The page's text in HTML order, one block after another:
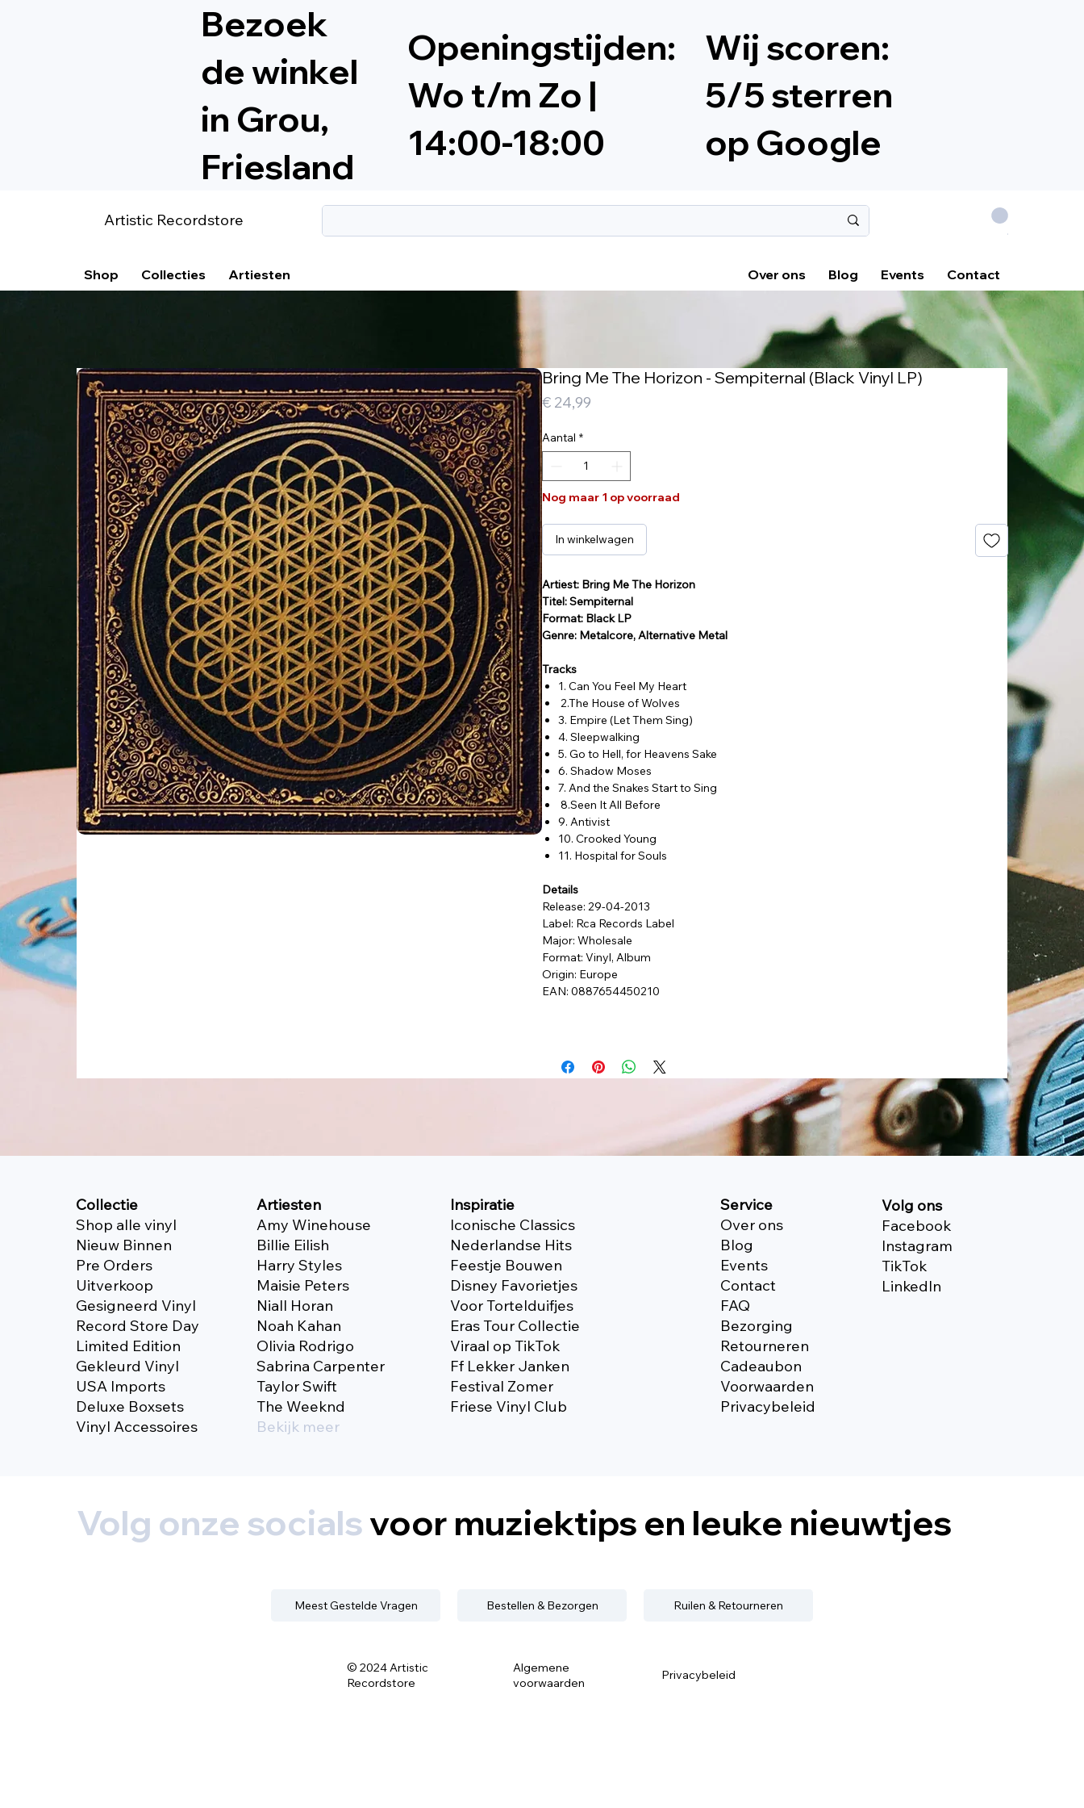
Bezoek
de winkel
in Grou,
Friesland
Openingstijden:
Wo t/m Zo |
14:00-18:00
Wij scoren:
5/5 sterren
op Google
Artistic Recordstore
.
Shop Collecties Artiesten Over ons Blog Events Contact
Bring Me The Horizon - Sempiternal (Black Vinyl LP)
€ 24,99
Aantal *
Nog maar 1 op voorraad
In winkelwagen
Artiest: Bring Me The Horizon
Titel: Sempiternal
Format: Black LP
Genre: Metalcore, Alternative Metal
Tracks
1. Can You Feel My Heart
2.The House of Wolves
3. Empire (Let Them Sing)
4. Sleepwalking
5. Go to Hell, for Heavens Sake
6. Shadow Moses
7. And the Snakes Start to Sing
8.Seen It All Before
9. Antivist
10. Crooked Young
11. Hospital for Souls
Details
Release: 29-04-2013
Label: Rca Records Label
Major: Wholesale
Format: Vinyl, Album
Origin: Europe
EAN: 0887654450210
Collectie
Shop alle vinyl
Nieuw Binnen
Pre Orders
Uitverkoop
Gesigneerd Vinyl
Record Store Day
Limited Edition
Gekleurd Vinyl
USA Imports
Deluxe Boxsets
Vinyl Accessoires
Artiesten
Amy Winehouse
Billie Eilish
Harry Styles
Maisie Peters
Niall Horan
Noah Kahan
Olivia Rodrigo
Sabrina Carpenter
Taylor Swift
The Weeknd
Bekijk meer
Inspiratie
Iconische Classics
Nederlandse Hits
Feestje Bouwen
Disney Favorietjes
Voor Tortelduifjes
Eras Tour Collectie
Viraal op TikTok
Ff Lekker Janken
Festival Zomer
Friese Vinyl Club
Service
Over ons
Blog
Events
Contact
FAQ
Bezorging
Retourneren
Cadeaubon
Voorwaarden
Privacybeleid
Volg ons
Facebook
Instagram
TikTok
Linkedln
Volg onze socialsvoor muziektips en leuke nieuwtjes
Meest Gestelde Vragen Bestellen & Bezorgen Ruilen & Retourneren
© 2024 Artistic
Recordstore
Algemene
voorwaarden
Privacybeleid